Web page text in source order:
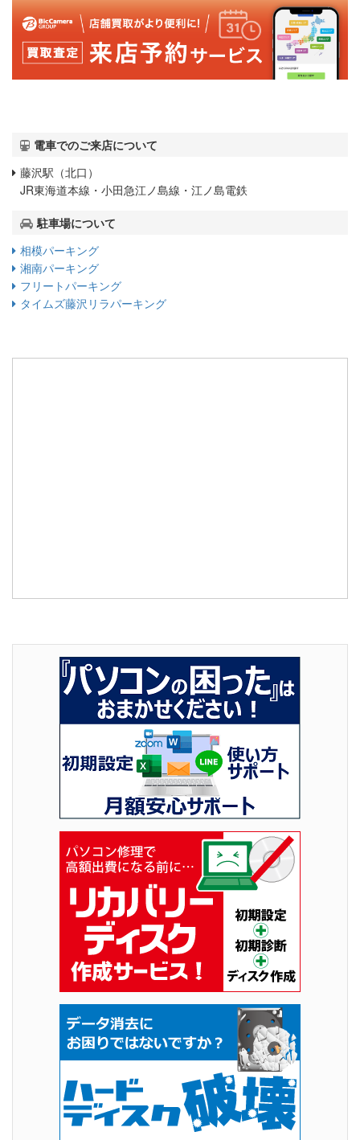
電車でのご来店について
藤沢駅（北口）
JR東海道本線・小田急江ノ島線・江ノ島電鉄
駐車場について
相模パーキング
湘南パーキング
フリートパーキング
タイムズ藤沢リラパーキング